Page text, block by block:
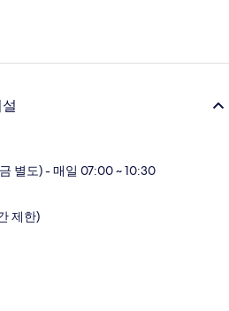
별도) - 매일 07:00 ~ 10:30
제한)